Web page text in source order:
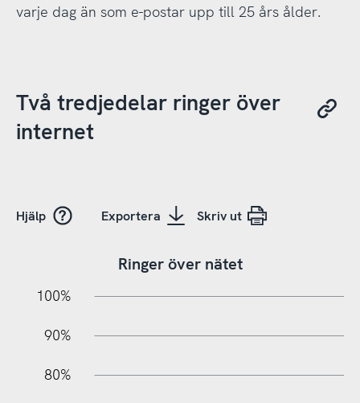
varje dag än som e-postar upp till 25 års ålder.
Två tredjedelar ringer över
internet
Hjälp Exportera Skriv ut
Ringer över nätet
100%
90%
80%